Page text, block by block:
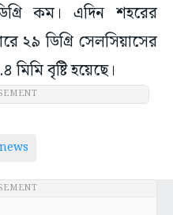
কম। এদিন শহরের
২৯ ডিগ্রি সেলসিয়াসের
বৃষ্টি হয়েছে।